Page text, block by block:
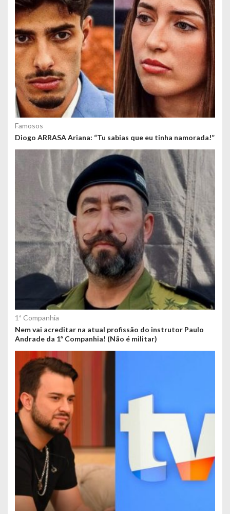
Famosos
Diogo ARRASA Ariana: “Tu sabias que eu tinha namorada!”
1ª Companhia
Nem vai acreditar na atual profissão do instrutor Paulo
Andrade da 1ª Companhia! (Não é militar)